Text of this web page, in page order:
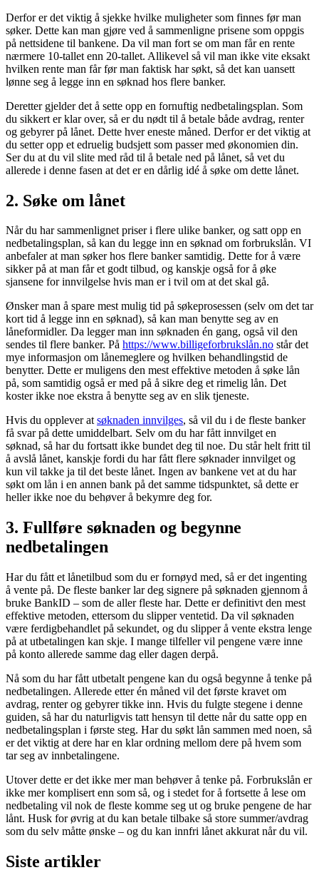
Derfor er det viktig å sjekke hvilke muligheter som finnes før man
søker. Dette kan man gjøre ved å sammenligne prisene som oppgis
på nettsidene til bankene. Da vil man fort se om man får en rente
nærmere 10-tallet enn 20-tallet. Allikevel så vil man ikke vite eksakt
hvilken rente man får før man faktisk har søkt, så det kan uansett
lønne seg å legge inn en søknad hos flere banker.
Deretter gjelder det å sette opp en fornuftig nedbetalingsplan. Som
du sikkert er klar over, så er du nødt til å betale både avdrag, renter
og gebyrer på lånet. Dette hver eneste måned. Derfor er det viktig at
du setter opp et edruelig budsjett som passer med økonomien din.
Ser du at du vil slite med råd til å betale ned på lånet, så vet du
allerede i denne fasen at det er en dårlig idé å søke om dette lånet.
2. Søke om lånet
Når du har sammenlignet priser i flere ulike banker, og satt opp en
nedbetalingsplan, så kan du legge inn en søknad om forbrukslån. VI
anbefaler at man søker hos flere banker samtidig. Dette for å være
sikker på at man får et godt tilbud, og kanskje også for å øke
sjansene for innvilgelse hvis man er i tvil om at det skal gå.
Ønsker man å spare mest mulig tid på søkeprosessen (selv om det tar
kort tid å legge inn en søknad), så kan man benytte seg av en
låneformidler. Da legger man inn søknaden én gang, også vil den
sendes til flere banker. På https://www.billigeforbrukslån.no står det
mye informasjon om lånemeglere og hvilken behandlingstid de
benytter. Dette er muligens den mest effektive metoden å søke lån
på, som samtidig også er med på å sikre deg et rimelig lån. Det
koster ikke noe ekstra å benytte seg av en slik tjeneste.
Hvis du opplever atsøknaden innvilges, så vil du i de fleste banker
få svar på dette umiddelbart. Selv om du har fått innvilget en
søknad, så har du fortsatt ikke bundet deg til noe. Du står helt fritt til
å avslå lånet, kanskje fordi du har fått flere søknader innvilget og
kun vil takke ja til det beste lånet. Ingen av bankene vet at du har
søkt om lån i en annen bank på det samme tidspunktet, så dette er
heller ikke noe du behøver å bekymre deg for.
3. Fullføre søknaden og begynne
nedbetalingen
Har du fått et lånetilbud som du er fornøyd med, så er det ingenting
å vente på. De fleste banker lar deg signere på søknaden gjennom å
bruke BankID – som de aller fleste har. Dette er definitivt den mest
effektive metoden, ettersom du slipper ventetid. Da vil søknaden
være ferdigbehandlet på sekundet, og du slipper å vente ekstra lenge
på at utbetalingen kan skje. I mange tilfeller vil pengene være inne
på konto allerede samme dag eller dagen derpå.
Nå som du har fått utbetalt pengene kan du også begynne å tenke på
nedbetalingen. Allerede etter én måned vil det første kravet om
avdrag, renter og gebyrer tikke inn. Hvis du fulgte stegene i denne
guiden, så har du naturligvis tatt hensyn til dette når du satte opp en
nedbetalingsplan i første steg. Har du søkt lån sammen med noen, så
er det viktig at dere har en klar ordning mellom dere på hvem som
tar seg av innbetalingene.
Utover dette er det ikke mer man behøver å tenke på. Forbrukslån er
ikke mer komplisert enn som så, og i stedet for å fortsette å lese om
nedbetaling vil nok de fleste komme seg ut og bruke pengene de har
lånt. Husk for øvrig at du kan betale tilbake så store summer/avdrag
som du selv måtte ønske – og du kan innfri lånet akkurat når du vil.
Siste artikler